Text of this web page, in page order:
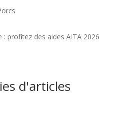
: profitez des aides AITA 2026
d'articles